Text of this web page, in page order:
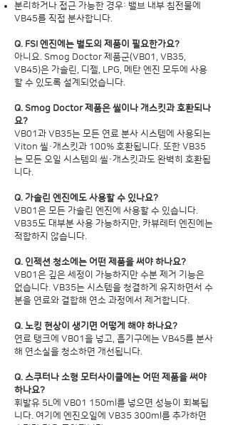
분리하거나 접근 가능한 경우: 밸브 내부 침전물에
VB45를 직접 분사합니다.
Q. FSI 엔진에는 별도의 제품이 필요한가요?
아니요. Smog Doctor 제품군(VB01, VB35,
VB45)은 가솔린, 디젤, LPG, 메탄 엔진 모두에 사용
할 수 있도록 설계되었습니다.
Q. Smog Doctor 제품은 씰이나 개스킷과 호환되나
요?
VB01과 VB35는 모든 연료 분사 시스템에 사용되는
Viton 씰·개스킷과 100% 호환됩니다. 또한 VB35
는 모든 오일 시스템의 씰·개스킷과도 완벽히 호환됩
니다.
Q. 가솔린 엔진에도 사용할 수 있나요?
VB01은 모든 가솔린 엔진에 사용할 수 있습니다.
VB35도 대부분 사용 가능하지만, 카뷰레터 엔진에는
적합하지 않습니다.
Q. 인젝션 청소에는 어떤 제품을 써야 하나요?
VB01은 깊은 세정이 가능하지만 수분 제거 기능은
없습니다. VB35는 시스템을 청결하게 유지하면서 수
분을 연료와 결합해 연소 과정에서 제거합니다.
Q. 노킹 현상이 생기면 어떻게 해야 하나요?
연료 탱크에 VB01을 넣고, 흡기구에는 VB45를 분사
해 연소실을 청소하면 개선됩니다.
Q. 스쿠터나 소형 모터사이클에는 어떤 제품을 써야
하나요?
휘발유 5L에 VB01 150ml를 넣으면 성능이 회복됩
니다. 여기에 엔진오일에 VB35 300ml를 추가하면